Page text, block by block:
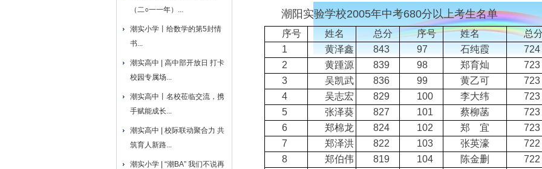
（二○一一年） ...
潮实小学丨给数学的第5封情
书...
潮实高中 | 高中部开放日 打卡
校园专属场...
潮实高中丨名校莅临交流，携
手赋能成长...
潮实高中 | 校际联动聚合力 共
筑育人新路...
潮实小学 | “潮BA” 我们不说再
潮阳实验学校2005年中考680分以上考生名单
序号 姓名 总分 序号 姓名
总
1
黄泽鑫 843 97 石纯霞
724
2
黄踵源 839 98 郑育灿
723
3
吴凯武 836 99 黄乙可
723
4
吴志宏 829 100 李大纬
723
5
张泽葵 827 101 蔡柳菡
723
6
郑棉龙 824 102 郑 宜
723
7
郑泽洪 822 103 张英濠
722
8
郑伯伟 819 104 陈金删
722